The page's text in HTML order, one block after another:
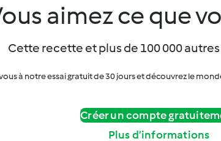
aimez ce que
Cette recette et plus de 100 000
à notre essai gratuit de 30 jours et découvrez le
Créer un compte
Plus d’informations